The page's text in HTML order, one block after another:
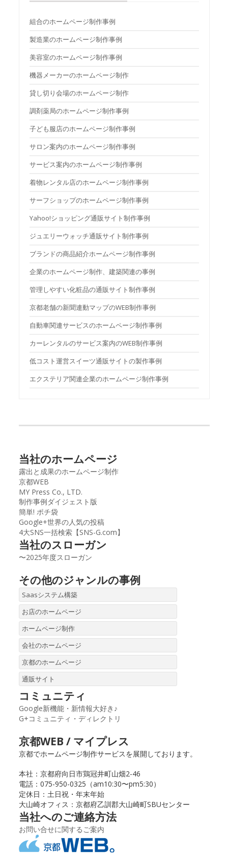
組合のホームページ制作事例
製造業のホームページ制作事例
美容室のホームページ制作事例
機器メーカーのホームページ制作
貸し切り会場のホームページ制作
調剤薬局のホームページ制作事例
子ども服店のホームページ制作事例
サロン案内のホームページ制作事例
サービス案内のホームページ制作事例
着物レンタル店のホームページ制作事例
サーフショップのホームページ制作事例
Yahoo!ショッピング通販サイト制作事例
ジュエリーウォッチ通販サイト制作事例
ブランドの商品紹介ホームページ制作事例
企業のホームページ制作、建築関連の事例
管理しやすい化粧品の通販サイト制作事例
京都老舗の新聞連動マップのWEB制作事例
自動車関連サービスのホームページ制作事例
カーレンタルのサービス案内のWEB制作事例
低コスト運営スイーツ通販サイトの製作事例
エクステリア関連企業のホームページ制作事例
当社のホームページ
露出と成果のホームページ制作
京都WEB
MY Press Co., LTD.
制作事例ダイジェスト版
簡単! ポチ袋
Google+世界の人気の投稿
4大SNS一括検索【SNS-G.com】
当社のスローガン
〜2025年度スローガン
その他のジャンルの事例
Saasシステム構築
お店のホームページ
ホームページ制作
会社のホームページ
京都のホームページ
通販サイト
コミュニティ
Google新機能・新情報大好き♪
G+コミュニティ・ディレクトリ
京都WEB / マイプレス
京都でホームページ制作サービスを展開しております。
本社：京都府向日市鶏冠井町山畑2-46
電話：075-950-0325（am10:30〜pm5:30）
定休日：土日祝・年末年始
大山崎オフィス：京都府乙訓郡大山崎町SBUセンター
当社へのご連絡方法
お問い合せに関するご案内